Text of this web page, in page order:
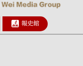
報史館